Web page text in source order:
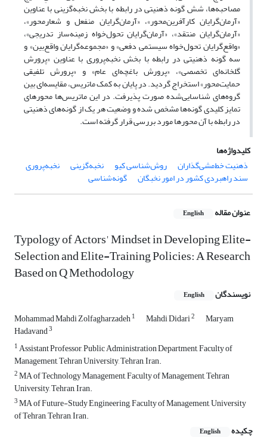
مصاحبه‌ها، شش گونه ذهنیتی در رابطه با بخش نخبه‌گزینی با عناوین
«آرمان‌گرایان کارآفرین‌محور»، «آرمان‌گرایان منفعل و شعارمحور»،
«آرمان‌گرایان منتقد»، «آرمان‌گرایان تحول‌خواه زمینه‌ساز تدریجی»،
«واقع‌گرایان تحول‌خواه سیستمی دفعی» و «مجموعه‌گرایان واقع‌بین» و
سه گونه ذهنیتی در رابطه با بخش نخبه‌پروری با عناوین «پرورش
گلخانه‌ای تخصصی»، «پرورش باغچه‌ای عام» و «پرورش تلفیقی
حمایت‌محور» استخراج گردید. در پایان به کمک ماتریس‌، مقایسه‌ای بین
گروه‌های شناسایی‌شده صورت پذیرفت. در این ماتریس‌ها محورهای
تمایز کلیدی گونه‌ها مشخص شده و وضعیت هر یک از گونه‌های ذهنیتی
در رابطه با آن محورها مورد بررسی قرار گرفته است.
کلیدواژه‌ها
ذهنیت خط‌مشی‌گذاران
روش‌شناسی کیو نخبه‌گزینی نخبه‌پروری
سند راهبردی کشور در امور نخبگان گونه‌شناسی
عنوان مقاله English
Typology of Actors' Mindset in Developing Elite-
Selection and Elite-Training Policies: A Research
Based on Q Methodology
نویسندگان English
Mohammad Mahdi Zolfagharzadeh1 Mahdi Didari2 Maryam
Hadavand3
1Assistant Professor, Public Administration Department, Faculty of
Management, Tehran University, Tehran, Iran.
2MA of Technology Management, Faculty of Management, Tehran
University, Tehran, Iran.
3MA of Future-Study Engineering, Faculty of Management, University
of Tehran, Tehran, Iran.
چکیده
English